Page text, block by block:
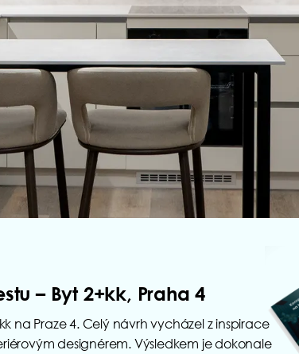
– Byt 2+kk, Praha 4
na Praze 4. Celý návrh vycházel z inspirace
designérem. Výsledkem je dokonale